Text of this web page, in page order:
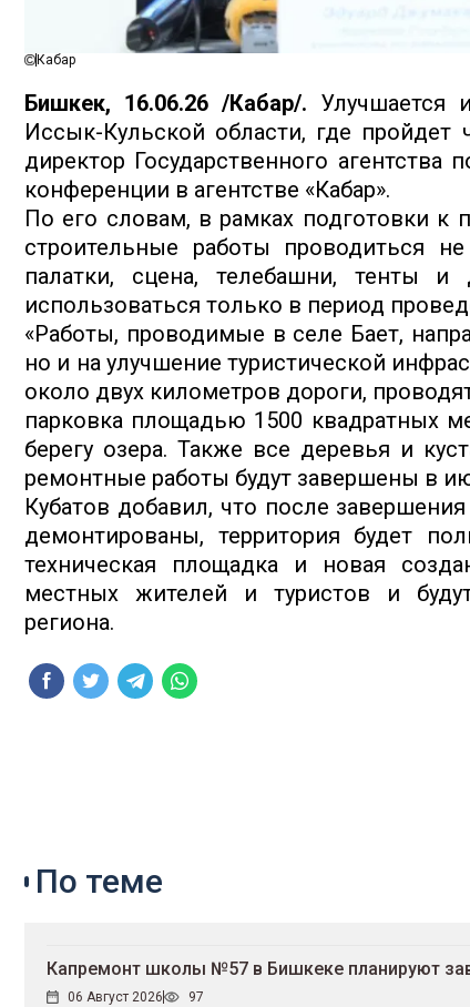
Кабар
Бишкек, 16.06.26 /Кабар/. Улучшается
Иссык-Кульской области, где
директор Государственного
конференции в агентстве «Кабар».
По его словам, в рамках подготовки к
строительные работы проводиться
палатки, сцена, телебашни, тенты
использоваться только в период
«Работы, проводимые в селе Бает,
но и на улучшение туристической
около двух километров дороги,
парковка площадью 1500 квадратных
берегу озера. Также все деревья и
ремонтные работы будут завершены в
Кубатов добавил, что после
демонтированы, территория будет
техническая площадка и новая
местных жителей и туристов и
региона.
По теме
Капремонт школы №57 в Бишкеке планируют
06 Август 2026 97